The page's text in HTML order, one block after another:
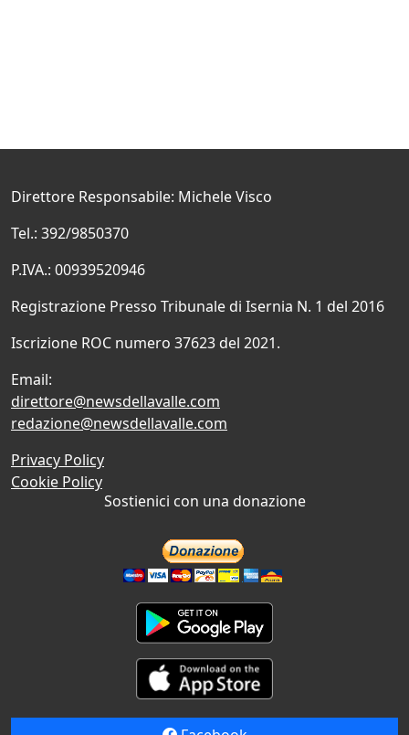
Direttore Responsabile: Michele Visco
Tel.: 392/9850370
P.IVA.: 00939520946
Registrazione Presso Tribunale di Isernia N. 1 del 2016
Iscrizione ROC numero 37623 del 2021.
Email:
direttore@newsdellavalle.com
redazione@newsdellavalle.com
Privacy Policy
Cookie Policy
Sostienici con una donazione